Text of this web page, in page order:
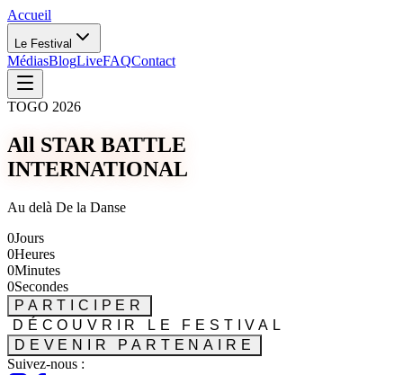
Accueil
Le Festival
MédiasBlogLiveFAQContact
TOGO 2026
All STAR BATTLE
INTERNATIONAL
Au delà De la Danse
0Jours
0Heures
0Minutes
0Secondes
PARTICIPER
DÉCOUVRIR LE FESTIVAL
DEVENIR PARTENAIRE
Suivez-nous :